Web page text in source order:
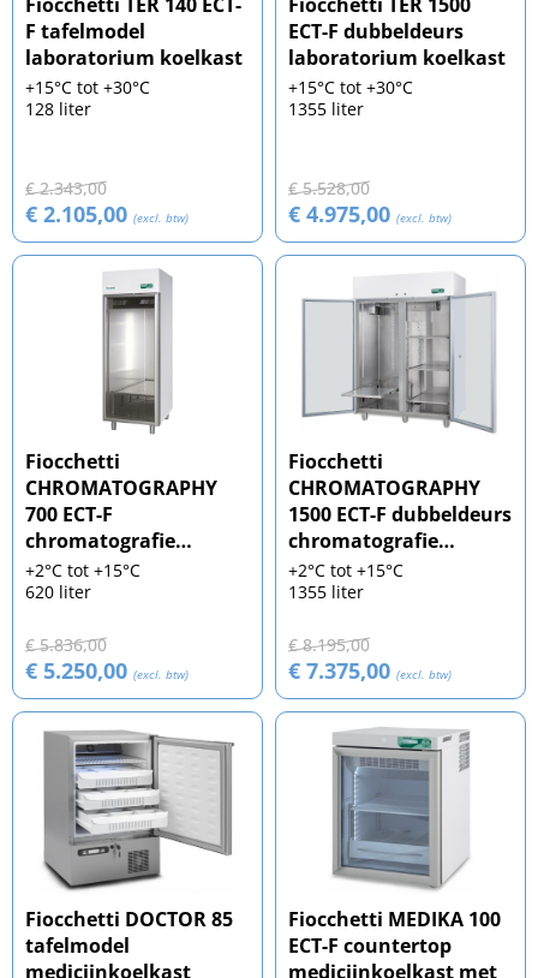
F tafelmodel
laboratorium koelkast
+15°C tot +30°C
128 liter
€ 2.343,00
€ 2.105,00 (excl. btw)
ECT-F dubbeldeurs
laboratorium koelkast
+15°C tot +30°C
1355 liter
€ 5.528,00
€ 4.975,00 (excl. btw)
Fiocchetti
CHROMATOGRAPHY
700 ECT-F
chromatografie
koelkast
+2°C tot +15°C
620 liter
€ 5.836,00
€ 5.250,00 (excl. btw)
Fiocchetti
CHROMATOGRAPHY
1500 ECT-F dubbeldeurs
chromatografie
koelkast
+2°C tot +15°C
1355 liter
€ 8.195,00
€ 7.375,00 (excl. btw)
Fiocchetti DOCTOR 85
tafelmodel
medicijnkoelkast
Fiocchetti MEDIKA 100
ECT-F countertop
medicijnkoelkast met